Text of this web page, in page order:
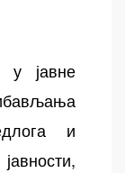
у јавне
и